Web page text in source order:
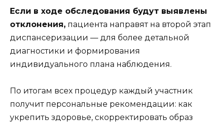
Если в ходе обследования будут выявлены
отклонения, пациента направят на второй этап
диспансеризации — для более детальной
диагностики и формирования
индивидуального плана наблюдения.
По итогам всех процедур каждый участник
получит персональные рекомендации: как
укрепить здоровье, скорректировать образ